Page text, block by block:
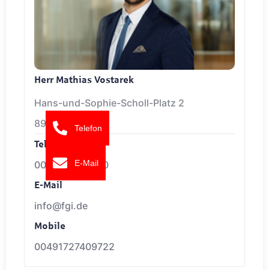
Herr Mathias Vostarek
Hans-und-Sophie-Scholl-Platz 2
89073 Ulm
Telefon
0049716197680
E-Mail
info@fgi.de
Mobile
00491727409722
Telefon
E-Mail